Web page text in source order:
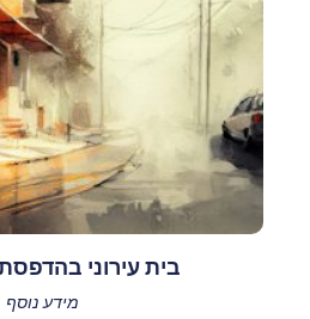
בית עירוני
מידע נוסף